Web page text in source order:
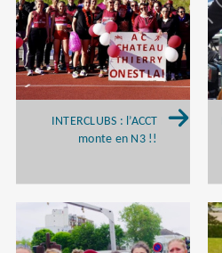
INTERCLUBS : l’ACCT
monte en N3 !!